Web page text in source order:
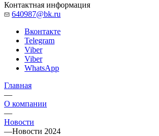
Контактная информация
640987@bk.ru
Вконтакте
Telegram
Viber
Viber
WhatsApp
Главная
—
О компании
—
Новости
—Новости 2024